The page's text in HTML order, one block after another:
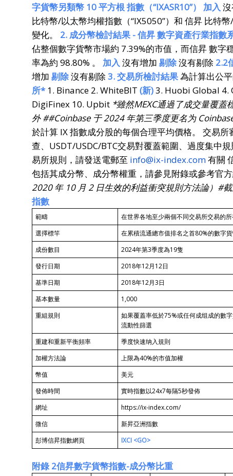
字貨幣另類幣 10 平方根 指數（“IXASR10”） 加入
比特幣/以太幣均權指數（“IX5050”）和 信昇 比特
變化。 2. 成分幣檢討結果 - 信昇 數字資產行業指數
佔整個數字貨幣市場約 7.39%的市值，而信昇 數
率為約 98.80% 。 加入 沒有增加 剔除沒有剔除 2.2
增加 剔除沒有剔除 3. 交易所檢討結果為計算出公
所*1. Binance 2. WhiteBIT (新)3. Huobi Global 4.
DigiFinex 10. Upbit *雖然MEXC通過了成交量覆蓋
外 ##Coinbase 于 2024 年第三季度更名为
於計算 IX 指數成分股的每個合理平均價格。 交易
查、USDT/USDC/BTC交易對覆蓋範圍、過度集中
易所規則，請發送電郵至 info@ix-index.com有關
包括其成分幣、成分幣權重，請參見附錄或參考官
2020年10 月 2 日生效的利益衝突規則方法論） #
指數
範疇
在世界各地至少兩個不同交易所交易的
選擇標竿
在累積流通總市值排名之首80%的數字
成份數目
2024年第3季度為19隻
發行日期
2018年12月12日
基準日期
2018年12月3日
基本數量
1,000
重組規則
如果覆蓋率低於75%或任何成组成的數
流動性篩選
重建和重新平衡頻率
季度快速纳入規則
加權方法論
上限為40%的市值加權
幣值
美元
發佈時間
實時指數以24x7每隔5秒發佈
網址
https://ix-index.com/
微信
新昇亞洲指數
彭博信昇指數網頁
IXCI <GO>
附錄2信昇數字貨幣指數-成分幣比重